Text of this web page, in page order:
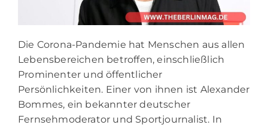
Die Corona-Pandemie hat Menschen aus allen
Lebensbereichen betroffen, einschließlich
Prominenter und öffentlicher
Persönlichkeiten. Einer von ihnen ist Alexander
Bommes, ein bekannter deutscher
Fernsehmoderator und Sportjournalist. In